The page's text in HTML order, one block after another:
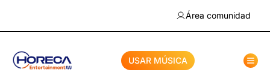
Área comunidad
USAR MÚSICA